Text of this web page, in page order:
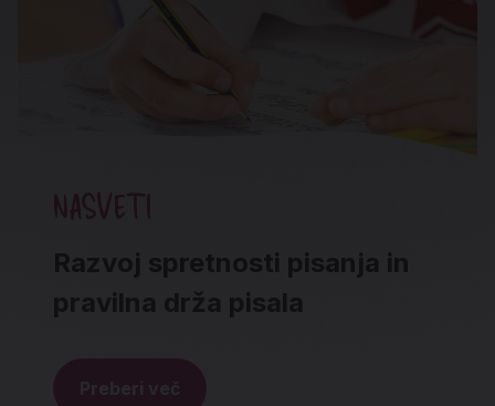
NASVETI
Razvoj spretnosti pisanja in
pravilna drža pisala
Preberi več